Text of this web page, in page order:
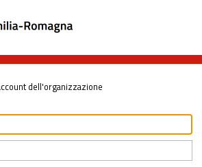
dell'organizzazione